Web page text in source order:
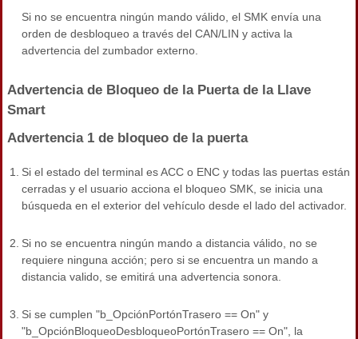
Si no se encuentra ningún mando válido, el SMK envía una
orden de desbloqueo a través del CAN/LIN y activa la
advertencia del zumbador externo.
Advertencia de Bloqueo de la Puerta de la Llave
Smart
Advertencia 1 de bloqueo de la puerta
1. Si el estado del terminal es ACC o ENC y todas las puertas están
cerradas y el usuario acciona el bloqueo SMK, se inicia una
búsqueda en el exterior del vehículo desde el lado del activador.
2. Si no se encuentra ningún mando a distancia válido, no se
requiere ninguna acción; pero si se encuentra un mando a
distancia valido, se emitirá una advertencia sonora.
3. Si se cumplen "b_OpciónPortónTrasero == On" y
"b_OpciónBloqueoDesbloqueoPortónTrasero == On", la